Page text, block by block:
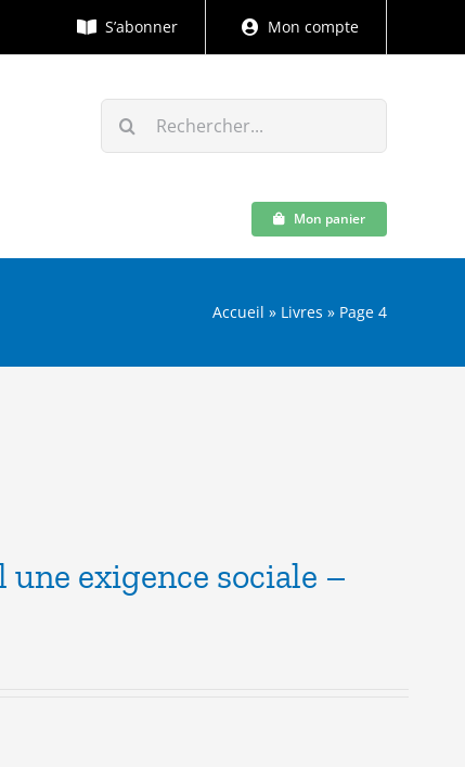
S’abonner Mon compte
Rechercher:
Mon panier
Accueil » Livres » Page 4
exigence sociale –